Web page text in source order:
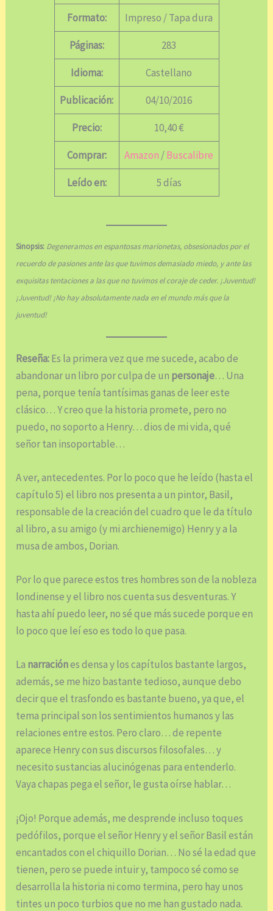
Formato: Impreso / Tapa dura
Páginas: 283
Idioma: Castellano
Publicación: 04/10/2016
Precio: 10,40 €
Comprar: Amazon /Buscalibre
Leído en: 5 días
Sinopsis: Degeneramos en espantosas marionetas, obsesionados por el
recuerdo de pasiones ante las que tuvimos demasiado miedo, y ante las
exquisitas tentaciones a las que no tuvimos el coraje de ceder. ¡Juventud!
¡Juventud! ¡No hay absolutamente nada en el mundo más que la
juventud!
Reseña:Es la primera vez que me sucede, acabo de
abandonar un libro por culpa de un personaje… Una
pena, porque tenía tantísimas ganas de leer este
clásico… Y creo que la historia promete, pero no
puedo, no soporto a Henry… dios de mi vida, qué
señor tan insoportable…
A ver, antecedentes. Por lo poco que he leído (hasta el
capítulo 5) el libro nos presenta a un pintor, Basil,
responsable de la creación del cuadro que le da título
al libro, a su amigo (y mi archienemigo) Henry y a la
musa de ambos, Dorian.
Por lo que parece estos tres hombres son de la nobleza
londinense y el libro nos cuenta sus desventuras. Y
hasta ahí puedo leer, no sé que más sucede porque en
lo poco que leí eso es todo lo que pasa.
La narraciónes densa y los capítulos bastante largos,
además, se me hizo bastante tedioso, aunque debo
decir que el trasfondo es bastante bueno, ya que, el
tema principal son los sentimientos humanos y las
relaciones entre estos. Pero claro… de repente
aparece Henry con sus discursos filosofales… y
necesito sustancias alucinógenas para entenderlo.
Vaya chapas pega el señor, le gusta oírse hablar…
¡Ojo! Porque además, me desprende incluso toques
pedófilos, porque el señor Henry y el señor Basil están
encantados con el chiquillo Dorian… No sé la edad que
tienen, pero se puede intuir y, tampoco sé como se
desarrolla la historia ni como termina, pero hay unos
tintes un poco turbios que no me han gustado nada.